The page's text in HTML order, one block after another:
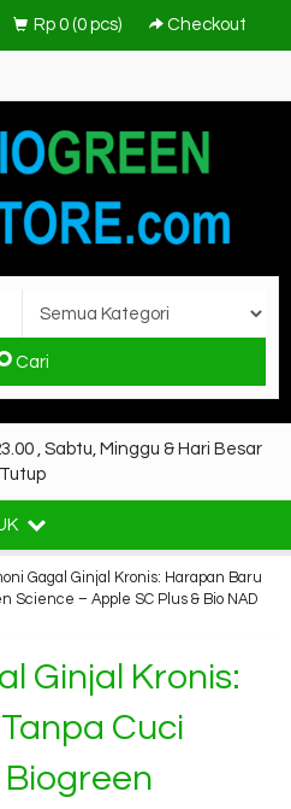
Rp 0(0pcs) Checkout
Cari
, Sabtu, Minggu & Hari Besar
Tutup
Gagal Ginjal Kronis: Harapan Baru
Science – Apple SC Plus & Bio NAD
Ginjal Kronis:
Cuci